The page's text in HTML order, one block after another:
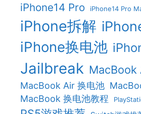
iPhone14 Pro iPhone14 Pro
iPhone拆解
iPhone换电池
Jailbreak MacBook
MacBook Air 换电池
MacBook 换电池教程